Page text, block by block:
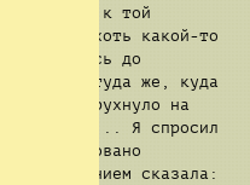
идти к той
нанести хоть какой-то
добралось до
ему туда же, куда
чего рухнуло на
это... Я спросил
взволновано
облегчением сказала: